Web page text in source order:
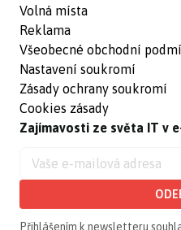
Volná místa
Reklama
Všeobecné obchodní
Nastavení soukromí
Zásady ochrany soukromí
Cookies zásady
Zajímavosti ze světa IT v
Přihlášením k newsletteru